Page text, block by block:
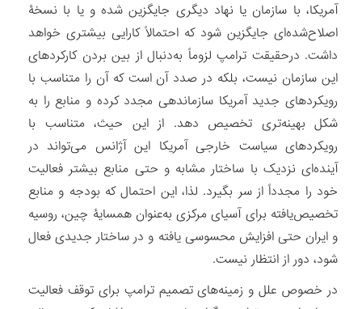
آمریکا، با سازمان یا نهاد دیگری جایگزین شده و یا با نسخۀ
اصلاح‌شده‌ای جایگزین شود که احتمالاً کارایی بیشتری خواهد
داشت. درحقیقت ترامپ لزوماً به‌دنبال از بین بردن کارکردهای
این سازمان نیست، بلکه در صدد آن است که آن را متناسب با
رویکردهای جدید آمریکا سازماندهی مجدد کرده و منابع را به
شکل بهینه‌تری تخصیص دهد. از این حیث، متناسب با
رویکردهای سیاست خارجی آمریکا این آژانس می‌تواند در
آینده‌ای نزدیک با ساختار مشابه و حتی منابع بیشتر فعالیت
خود را مجدداً از سر بگیرد. لذا، این احتمال که بودجه و منابع
تخصیص‌یافته برای آسیای مرکزی به‌عنوان همسایۀ چین، روسیه
و ایران حتی افزایش محسوسی یافته و در ساختار جدیدی فعال
شود، دور از انتظار نیست.
در خصوص علل و زمینه‌های تصمیم ترامپ برای توقف فعالیت